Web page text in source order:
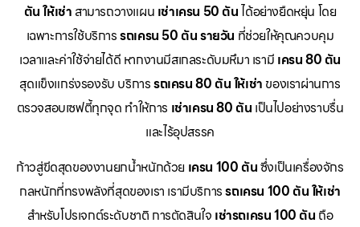
ตัน ให้เช่า สามารถวางแผน เช่าเครน 50 ตันได้อย่างยืดหยุ่น โดย
เฉพาะการใช้บริการรถเครน 50 ตัน รายวัน ที่ช่วยให้คุณควบคุม
เวลาและค่าใช้จ่ายได้ดี หากงานมีสเกลระดับมหึมา เรามี เครน 80 ตัน
สุดแข็งแกร่งรองรับ บริการรถเครน 80 ตัน ให้เช่า ของเราผ่านการ
ตรวจสอบเซฟตี้ทุกจุด ทำให้การ เช่าเครน 80 ตัน เป็นไปอย่างราบรื่น
และไร้อุปสรรค
ก้าวสู่ขีดสุดของงานยกน้ำหนักด้วย เครน 100 ตันซึ่งเป็นเครื่องจักร
กลหนักที่ทรงพลังที่สุดของเรา เรามีบริการรถเครน 100 ตัน ให้เช่า
สำหรับโปรเจกต์ระดับชาติ การตัดสินใจ เช่ารถเครน 100 ตัน ถือ